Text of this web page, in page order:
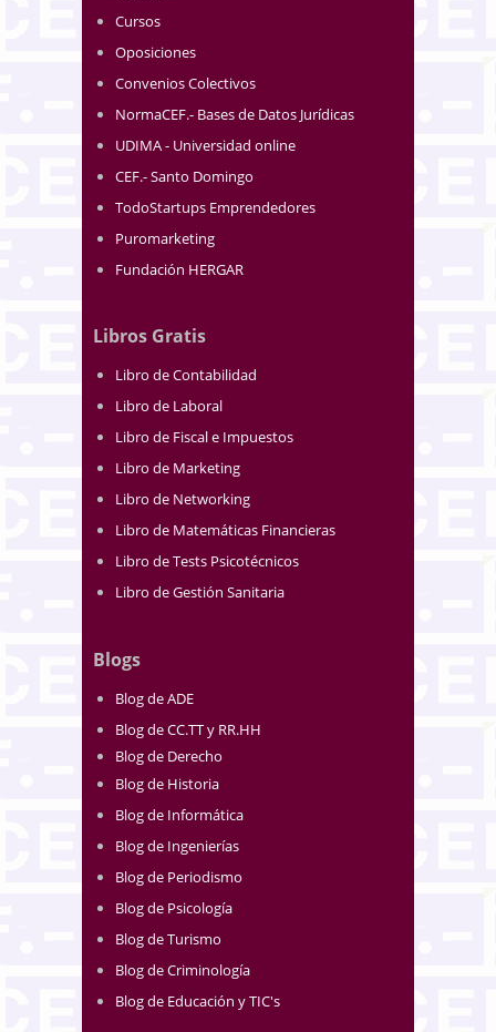
Cursos
Oposiciones
Convenios Colectivos
NormaCEF.- Bases de Datos Jurídicas
UDIMA - Universidad online
CEF.- Santo Domingo
TodoStartups Emprendedores
Puromarketing
Fundación HERGAR
Libros Gratis
Libro de Contabilidad
Libro de Laboral
Libro de Fiscal e Impuestos
Libro de Marketing
Libro de Networking
Libro de Matemáticas Financieras
Libro de Tests Psicotécnicos
Libro de Gestión Sanitaria
Blogs
Blog de ADE
Blog de CC.TT y RR.HH
Blog de Derecho
Blog de Historia
Blog de Informática
Blog de Ingenierías
Blog de Periodismo
Blog de Psicología
Blog de Turismo
Blog de Criminología
Blog de Educación y TIC's